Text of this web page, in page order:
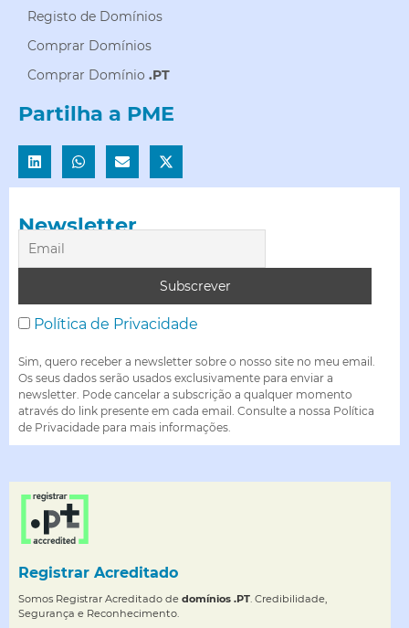
Registo de Domínios
Comprar Domínios
Comprar Domínio .PT
Partilha a PME
Newsletter
Política de Privacidade
Sim, quero receber a newsletter sobre o nosso site no meu email.
Os seus dados serão usados exclusivamente para enviar a
newsletter. Pode cancelar a subscrição a qualquer momento
através do link presente em cada email. Consulte a nossa Política
de Privacidade para mais informações.
Registrar Acreditado
Somos Registrar Acreditado de domínios .PT . Credibilidade,
Segurança e Reconhecimento.